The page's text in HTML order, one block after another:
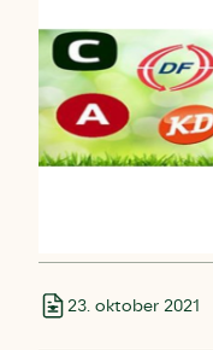
23. oktober 2021